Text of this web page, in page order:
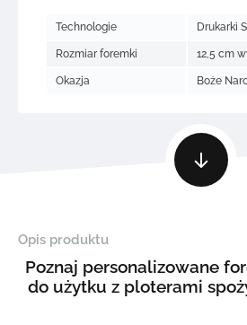
Technologie Drukarki
Rozmiar foremki 12,5 cm
Okazja Boże
Opis produktu
Poznaj personalizowane
do użytku z ploterami